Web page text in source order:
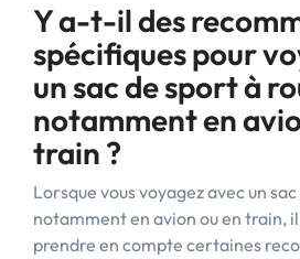
Y a-t-il des
spécifiques pour
un sac de sport à
notamment en
train ?
Lorsque vous voyagez avec un
notamment en avion ou en train,
prendre en compte certaines